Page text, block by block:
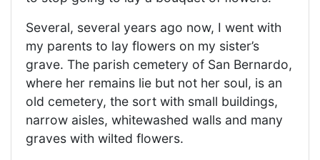
Several, several years ago now, I went with
my parents to lay flowers on my sister’s
grave. The parish cemetery of San Bernardo,
where her remains lie but not her soul, is an
old cemetery, the sort with small buildings,
narrow aisles, whitewashed walls and many
graves with wilted flowers.